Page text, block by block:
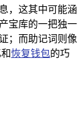
，这其中可能涵
宝库的一把独一
；而助记词则像
恢复钱包的巧